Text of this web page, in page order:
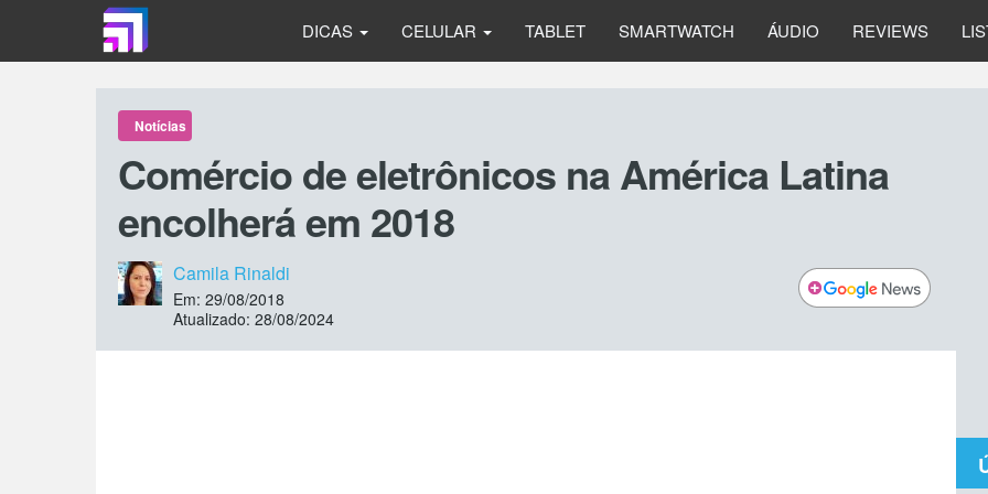
DICAS CELULAR TABLET SMARTWATCH ÁUDIO REVIEWS
Notícias
Comércio de eletrônicos na América Latina
encolherá em 2018
Camila Rinaldi
Em: 29/08/2018
Atualizado: 28/08/2024